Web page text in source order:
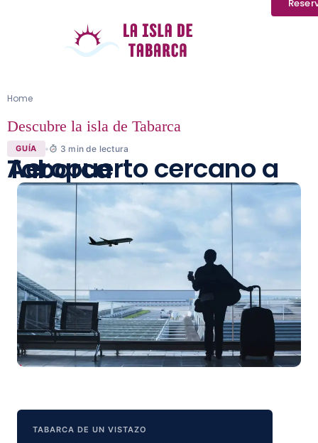
Home
Descubre la isla de Tabarca
GUÍA 3 min de lectura
Aeropuerto cercano a Tabarca
TABARCA DE UN VISTAZO